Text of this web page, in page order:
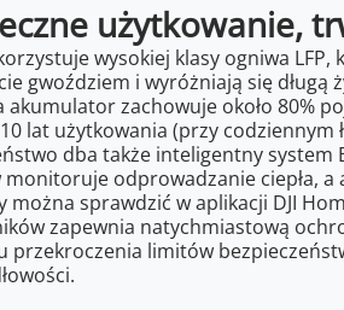
użytkowanie,
wysokiej klasy ogniwa
gwoździem i wyróżniają się długą
akumulator zachowuje około 80%
lat użytkowania (przy codziennym
dba także inteligentny system
monitoruje odprowadzanie ciepła,
można sprawdzić w aplikacji DJI
zapewnia natychmiastową
przekroczenia limitów